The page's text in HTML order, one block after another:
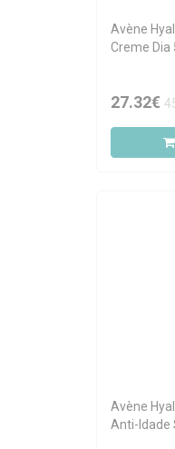
Avène
Creme Dia
27.32€
Avène
Anti-Idade